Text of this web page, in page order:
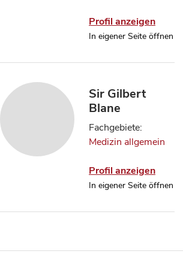
Profil anzeigen
In eigener Seite öffnen
Sir Gilbert
Blane
Fachgebiete:
Medizin allgemein
Profil anzeigen
In eigener Seite öffnen